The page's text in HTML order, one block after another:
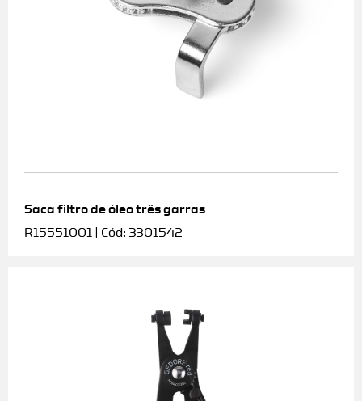
Saca filtro de óleo três garras
R15551001 | Cód: 3301542